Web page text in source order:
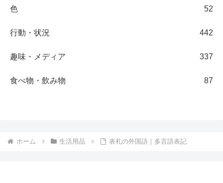
色 52
行動・状況 442
趣味・メディア 337
食べ物・飲み物 87
ホーム 生活用品 表札の外国語｜多言語表記